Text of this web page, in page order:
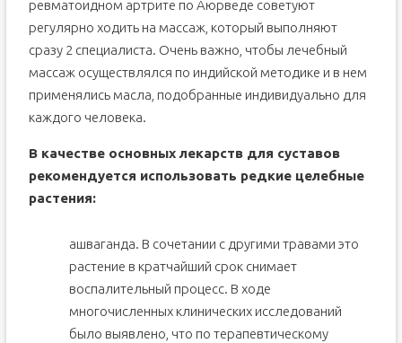
ревматоидном артрите по Аюрведе советуют
регулярно ходить на массаж, который выполняют
сразу 2 специалиста. Очень важно, чтобы лечебный
массаж осуществлялся по индийской методике и в нем
применялись масла, подобранные индивидуально для
каждого человека.
В качестве основных лекарств для суставов
рекомендуется использовать редкие целебные
растения:
ашваганда. В сочетании с другими травами это
растение в кратчайший срок снимает
воспалительный процесс. В ходе
многочисленных клинических исследований
было выявлено, что по терапевтическому